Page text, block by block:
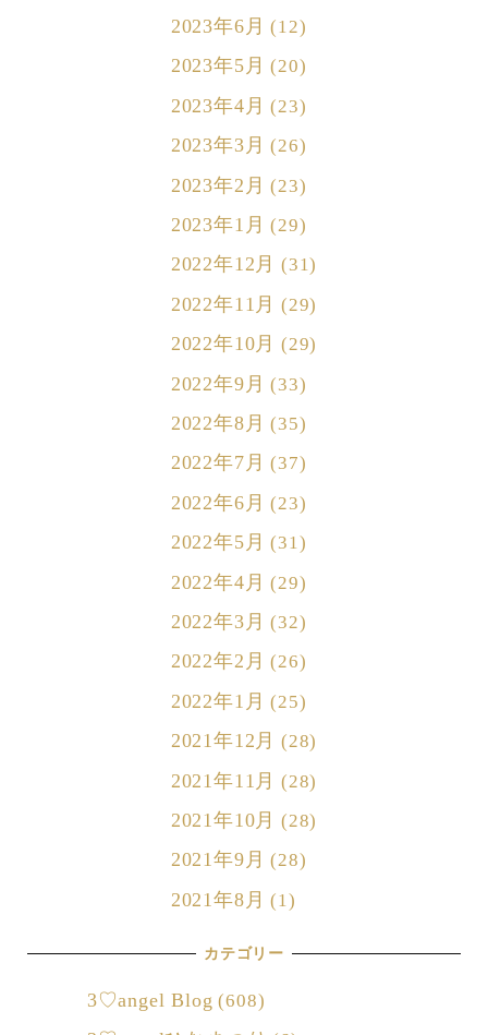
2023年6月 (12)
2023年5月 (20)
2023年4月 (23)
2023年3月 (26)
2023年2月 (23)
2023年1月 (29)
2022年12月 (31)
2022年11月 (29)
2022年10月 (29)
2022年9月 (33)
2022年8月 (35)
2022年7月 (37)
2022年6月 (23)
2022年5月 (31)
2022年4月 (29)
2022年3月 (32)
2022年2月 (26)
2022年1月 (25)
2021年12月 (28)
2021年11月 (28)
2021年10月 (28)
2021年9月 (28)
2021年8月 (1)
カテゴリー
3♡angel Blog (608)